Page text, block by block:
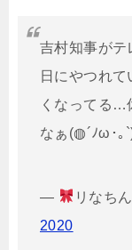
吉村知事がテ
日にやつれ
くなってる…
なぁ(◍´ﾉω･｡
— リなちん
2020